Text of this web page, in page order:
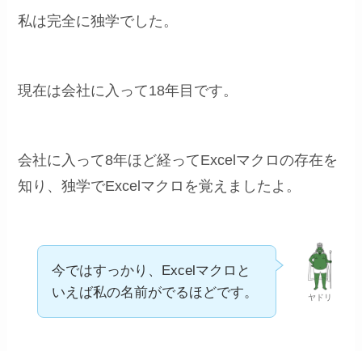
私は完全に独学でした。
現在は会社に入って18年目です。
会社に入って8年ほど経ってExcelマクロの存在を
知り、独学でExcelマクロを覚えましたよ。
ヤドリ
今ではすっかり、Excelマクロと
いえば私の名前がでるほどです。